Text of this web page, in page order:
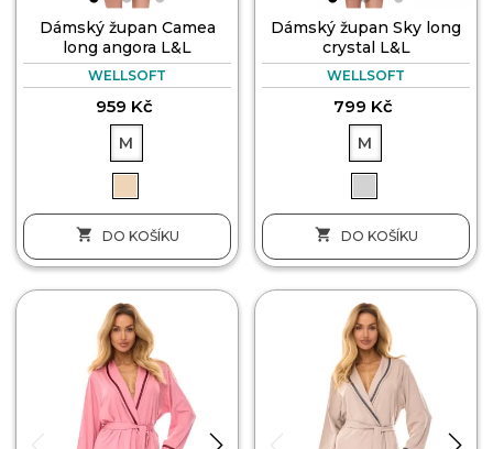
Dámský župan Camea
long angora L&L
WELLSOFT
959 Kč
M
 DO KOŠÍKU
Dámský župan Sky long
crystal L&L
WELLSOFT
799 Kč
M
 DO KOŠÍKU